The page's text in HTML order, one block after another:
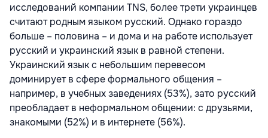
исследований компании TNS, более трети украинцев
считают родным языком русский. Однако гораздо
больше – половина – и дома и на работе использует
русский и украинский язык в равной степени.
Украинский язык с небольшим перевесом
доминирует в сфере формального общения –
например, в учебных заведениях (53%), зато русский
преобладает в неформальном общении: с друзьями,
знакомыми (52%) и в интернете (56%).